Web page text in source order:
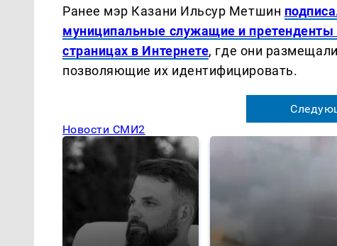
Ранее мэр Казани Ильсур Метшин
муниципальные служащие и
страницах в Интернете, где они
позволяющие их идентифицировать.
Новости СМИ2